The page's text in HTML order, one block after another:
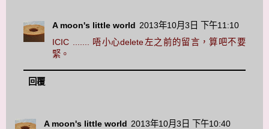
A moon's little world 2013年10月3日 下午11:10
ICIC ....... 唔小心delete左之前的留言，算吧不要
緊。
回覆
A moon's little world 2013年10月3日 下午10:40